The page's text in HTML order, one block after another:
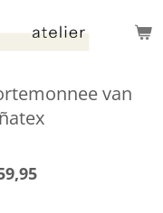
van